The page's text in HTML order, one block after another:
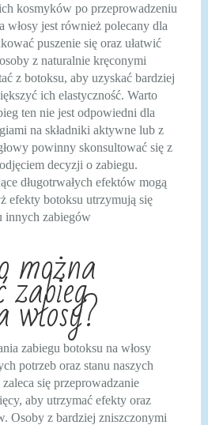
kosmyków po przeprowadzeniu
włosy jest również polecany dla
puszenie się oraz ułatwić
z naturalnie kręconymi
z botoksu, aby uzyskać bardziej
ich elastyczność. Warto
ten nie jest odpowiedni dla
na składniki aktywne lub z
powinny skonsultować się z
decyzji o zabiegu.
długotrwałych efektów mogą
efekty botoksu utrzymują się
innych zabiegów
można
zabiegu botoksu na włosy
potrzeb oraz stanu naszych
się przeprowadzanie
aby utrzymać efekty oraz
Osoby z bardziej zniszczonymi